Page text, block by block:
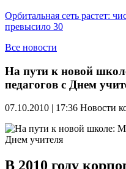
Орбитальная сеть растет:
превысило 30
Все новости
На пути к новой
педагогов с Днем
07.10.2010 | 17:36 Новости
В 2010 году